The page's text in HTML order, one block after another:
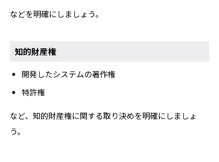
などを明確にしましょう。
知的財産権
開発したシステムの著作権
特許権
など、知的財産権に関する取り決めを明確にしましょ
う。